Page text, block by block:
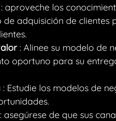
: aproveche los
de adquisición de clientes
: Alinee su modelo de
oportuno para su
: Estudie los modelos de
: asegúrese de que sus